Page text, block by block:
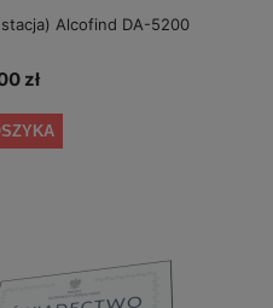
Alcofind DA-5200
zł